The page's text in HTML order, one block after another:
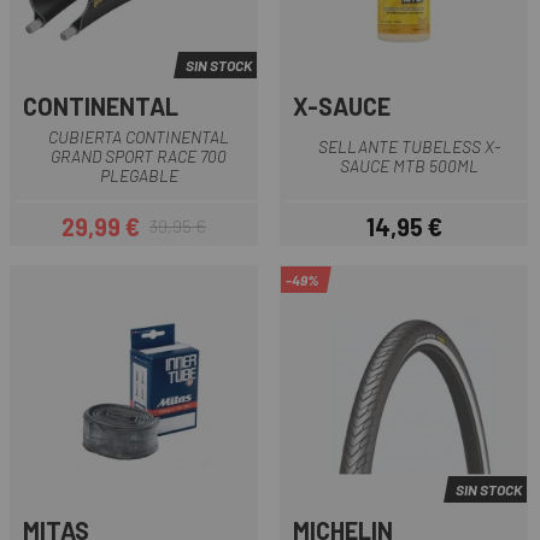
SIN STOCK
CONTINENTAL
CUBIERTA CONTINENTAL
GRAND SPORT RACE 700
PLEGABLE
Precio
29,99 €Precio regular
39,95 €
X-SAUCE
SELLANTE TUBELESS X-
SAUCE MTB 500ML
Precio
14,95 €
MITAS
-49%
SIN STOCK
MICHELIN